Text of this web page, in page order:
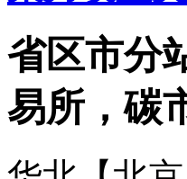
省区市分
易所，碳